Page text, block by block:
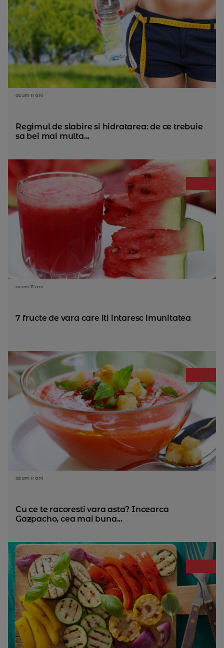
acum 11 ani
Regimul de slabire si hidratarea: de ce trebuie
sa bei mai multa...
acum 11 ani
7 fructe de vara care iti intaresc imunitatea
acum 11 ani
Cu ce te racoresti vara asta? Incearca
Gazpacho, cea mai buna...